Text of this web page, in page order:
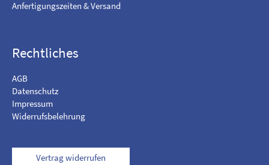
r
Anfertigungszeiten & Versand
Rechtliches
AGB
Datenschutz
Impressum
Widerrufsbelehrung
Vertrag widerrufen